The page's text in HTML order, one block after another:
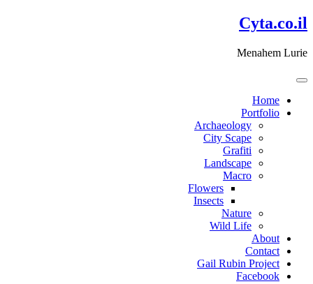
דלג
לתוכן
Cyta.co.il
Menahem Lurie
Home
Portfolio
Archaeology
City Scape
Grafiti
Landscape
Macro
Flowers
Insects
Nature
Wild Life
About
Contact
Gail Rubin Project
Facebook